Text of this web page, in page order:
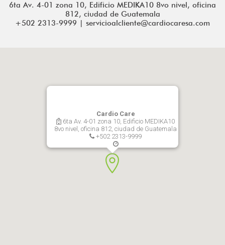
6ta Av. 4-01 zona 10, Edificio MEDIKA10 8vo nivel, oficina
812, ciudad de Guatemala
+502 2313-9999 | servicioalcliente@cardiocaresa.com
Cardio Care
6ta Av. 4-01 zona 10, Edificio MEDIKA10
8vo nivel, oficina 812, ciudad de Guatemala
+502 2313-9999